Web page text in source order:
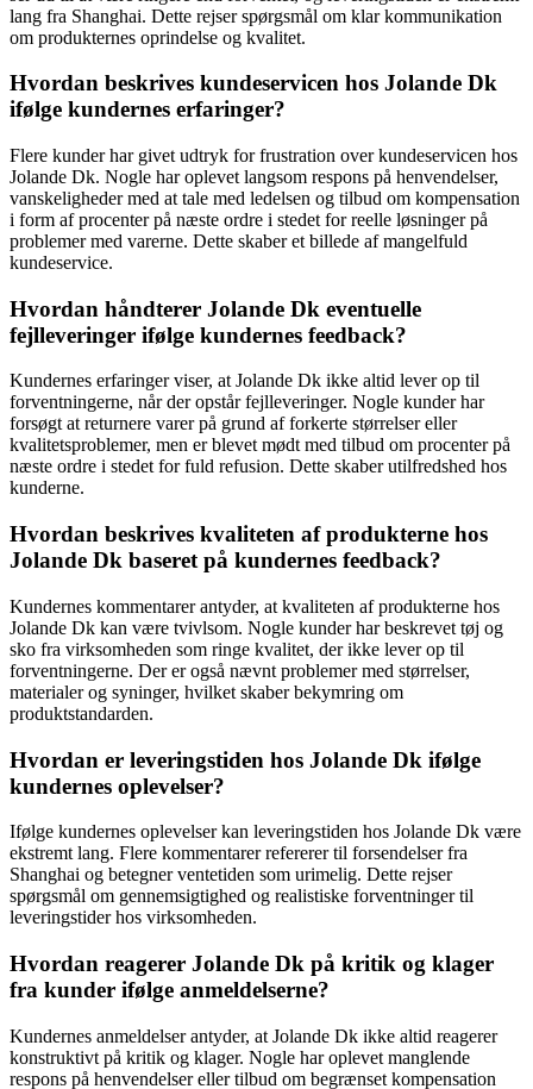
lang fra Shanghai. Dette rejser spørgsmål om klar kommunikation
om produkternes oprindelse og kvalitet.
Hvordan beskrives kundeservicen hos Jolande Dk
ifølge kundernes erfaringer?
Flere kunder har givet udtryk for frustration over kundeservicen hos
Jolande Dk. Nogle har oplevet langsom respons på henvendelser,
vanskeligheder med at tale med ledelsen og tilbud om kompensation
i form af procenter på næste ordre i stedet for reelle løsninger på
problemer med varerne. Dette skaber et billede af mangelfuld
kundeservice.
Hvordan håndterer Jolande Dk eventuelle
fejlleveringer ifølge kundernes feedback?
Kundernes erfaringer viser, at Jolande Dk ikke altid lever op til
forventningerne, når der opstår fejlleveringer. Nogle kunder har
forsøgt at returnere varer på grund af forkerte størrelser eller
kvalitetsproblemer, men er blevet mødt med tilbud om procenter på
næste ordre i stedet for fuld refusion. Dette skaber utilfredshed hos
kunderne.
Hvordan beskrives kvaliteten af produkterne hos
Jolande Dk baseret på kundernes feedback?
Kundernes kommentarer antyder, at kvaliteten af produkterne hos
Jolande Dk kan være tvivlsom. Nogle kunder har beskrevet tøj og
sko fra virksomheden som ringe kvalitet, der ikke lever op til
forventningerne. Der er også nævnt problemer med størrelser,
materialer og syninger, hvilket skaber bekymring om
produktstandarden.
Hvordan er leveringstiden hos Jolande Dk ifølge
kundernes oplevelser?
Ifølge kundernes oplevelser kan leveringstiden hos Jolande Dk være
ekstremt lang. Flere kommentarer refererer til forsendelser fra
Shanghai og betegner ventetiden som urimelig. Dette rejser
spørgsmål om gennemsigtighed og realistiske forventninger til
leveringstider hos virksomheden.
Hvordan reagerer Jolande Dk på kritik og klager
fra kunder ifølge anmeldelserne?
Kundernes anmeldelser antyder, at Jolande Dk ikke altid reagerer
konstruktivt på kritik og klager. Nogle har oplevet manglende
respons på henvendelser eller tilbud om begrænset kompensation